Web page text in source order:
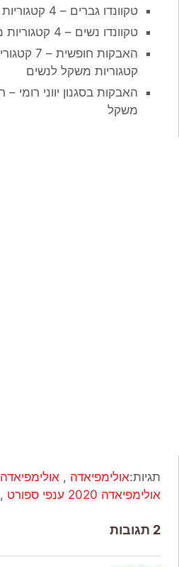
טקוונדו גברים – 4 קטגוריות משקל
טקוונדו נשים – 4 קטגוריות משקל
קטגוריות משקל לנשים
משקל
תגיות:אולימפיאדה , אולימפיאדה 2020 ישראל
אולימפיאדה 2020 ענפי ספורט
,
2 תגובות